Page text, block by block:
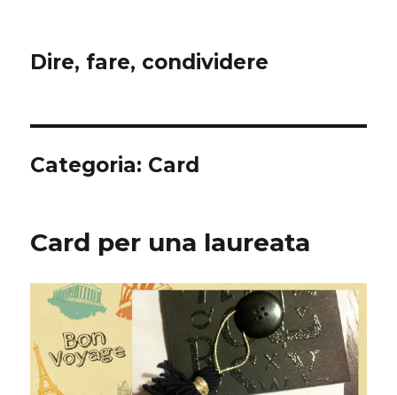
Dire, fare, condividere
Categoria: Card
Card per una laureata